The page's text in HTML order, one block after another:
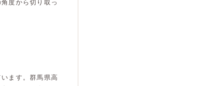
度から切り取っ
ます。群馬県高